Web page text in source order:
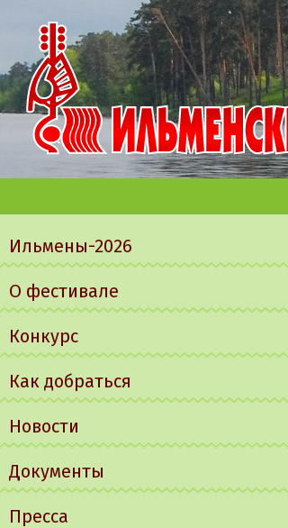
меню
Ильмены-2026
О фестивале
Конкурс
Как добраться
Новости
Документы
Пресса